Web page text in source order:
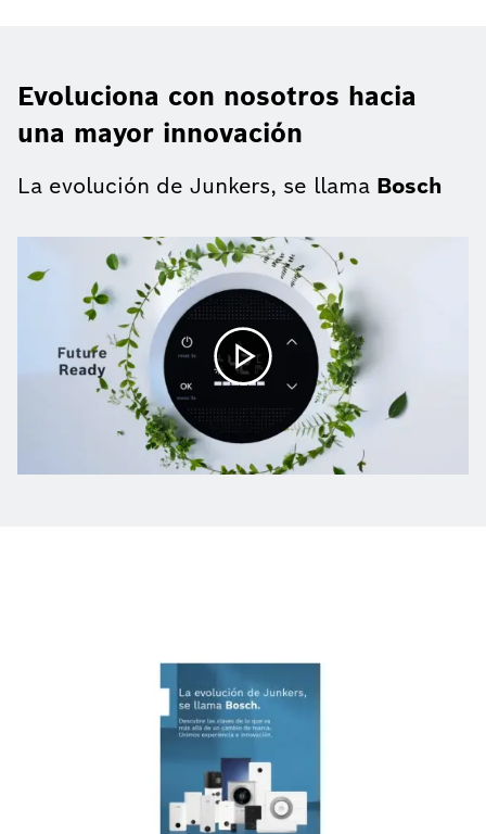
Evoluciona con nosotros hacia
una mayor innovación
La evolución de Junkers, se llama Bosch